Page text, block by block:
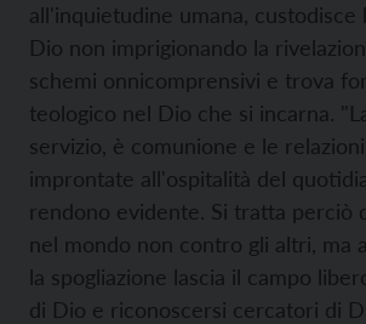
all'inquietudine umana, custodisce
Dio non imprigionando la
schemi onnicomprensivi e trova
teologico nel Dio che si incarna.
servizio, è comunione e le relazioni
improntate all'ospitalità del
rendono evidente. Si tratta perciò
nel mondo non contro gli altri, ma
la spogliazione lascia il campo
di Dio e riconoscersi cercatori di